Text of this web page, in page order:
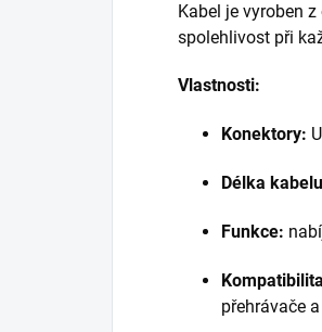
Kabel je vyroben
spolehlivost při
Vlastnosti:
Konektory:
Délka
Funkce:
přehrávače